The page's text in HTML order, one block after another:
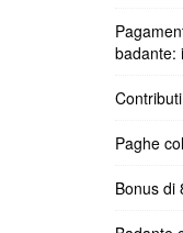
badante:
Paghe
Bonus di